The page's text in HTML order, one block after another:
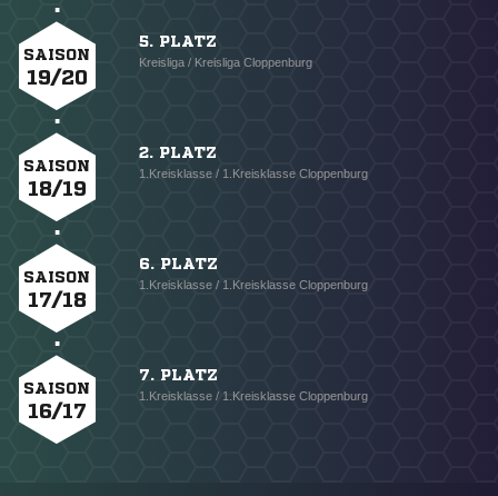
SAISON
19/20
5. PLATZ
Kreisliga / Kreisliga Cloppenburg
SAISON
18/19
2. PLATZ
1.Kreisklasse / 1.Kreisklasse Cloppenburg
SAISON
17/18
6. PLATZ
1.Kreisklasse / 1.Kreisklasse Cloppenburg
SAISON
16/17
7. PLATZ
1.Kreisklasse / 1.Kreisklasse Cloppenburg